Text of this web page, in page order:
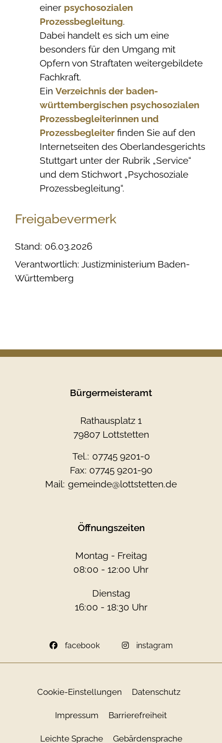
einer psychosozialen
Prozessbegleitung.
Dabei handelt es sich um eine
besonders für den Umgang mit
Opfern von Straftaten weitergebildete
Fachkraft.
Ein Verzeichnis der baden-
württembergischen psychosozialen
Prozessbegleiterinnen und
Prozessbegleiter finden Sie auf den
Internetseiten des Oberlandesgerichts
Stuttgart unter der Rubrik „Service“
und dem Stichwort „Psychosoziale
Prozessbegleitung“.
Freigabevermerk
Stand: 06.03.2026
Verantwortlich: Justizministerium Baden-
Württemberg
Bürgermeisteramt
Rathausplatz 1
79807 Lottstetten
Tel.: 07745 9201-0
Fax: 07745 9201-90
Mail: gemeinde@lottstetten.de
Öffnungszeiten
Montag - Freitag
08:00 - 12:00 Uhr
Dienstag
16:00 - 18:30 Uhr
facebook instagram
Cookie-Einstellungen Datenschutz
Impressum Barrierefreiheit
Leichte Sprache Gebärdensprache